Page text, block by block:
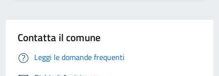
Contatta il comune
Leggi le domande frequenti